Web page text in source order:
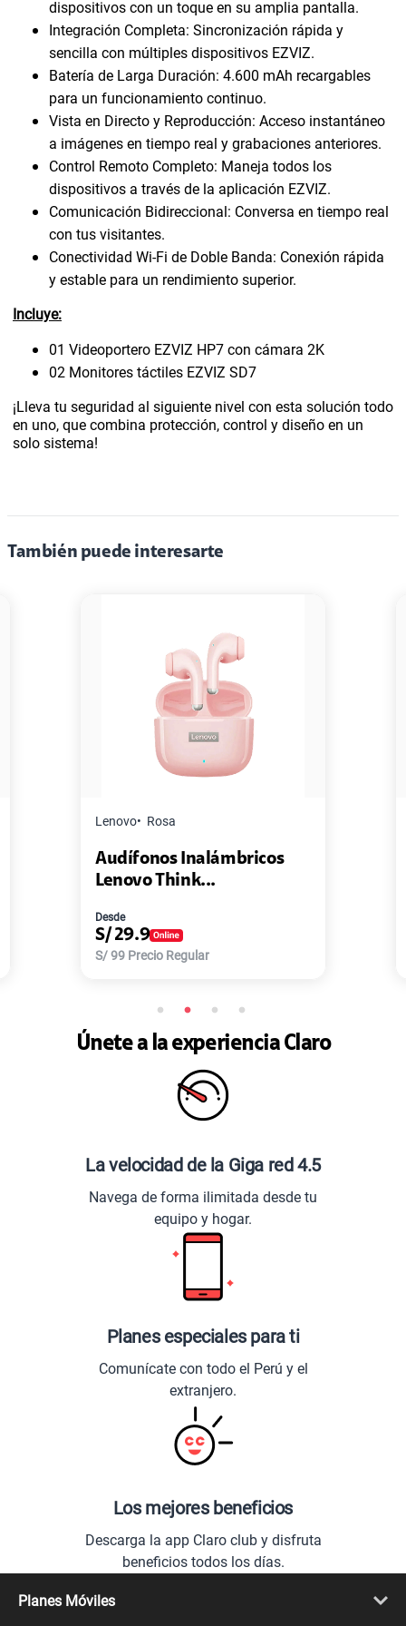
dispositivos con un toque en su amplia pantalla.
Integración Completa: Sincronización rápida y
sencilla con múltiples dispositivos EZVIZ.
Batería de Larga Duración: 4.600 mAh recargables
para un funcionamiento continuo.
Vista en Directo y Reproducción: Acceso instantáneo
a imágenes en tiempo real y grabaciones anteriores.
Control Remoto Completo: Maneja todos los
dispositivos a través de la aplicación EZVIZ.
Comunicación Bidireccional: Conversa en tiempo real
con tus visitantes.
Conectividad Wi-Fi de Doble Banda: Conexión rápida
y estable para un rendimiento superior.
Incluye:
01 Videoportero EZVIZ HP7 con cámara 2K
02 Monitores táctiles EZVIZ SD7
¡Lleva tu seguridad al siguiente nivel con esta solución todo
en uno, que combina protección, control y diseño en un
solo sistema!
También puede interesarte
Master G Negro
Pack de 2 Power Bank Mini
Master-G ...
Desde
S/ 77.9
S/168Precio Regular
Únete a la experiencia Claro
La velocidad de la Giga red 4.5
Navega de forma ilimitada desde tu
equipo y hogar.
Planes especiales para ti
Comunícate con todo el Perú y el
extranjero.
Los mejores beneficios
Descarga la app Claro club y disfruta
beneficios todos los días.
Planes Móviles